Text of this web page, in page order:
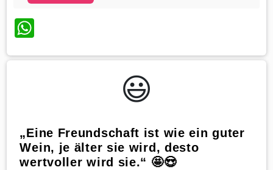
WhatsApp
😃️
„Eine Freundschaft ist wie ein guter
Wein, je älter sie wird, desto
wertvoller wird sie.“ 🤩😍